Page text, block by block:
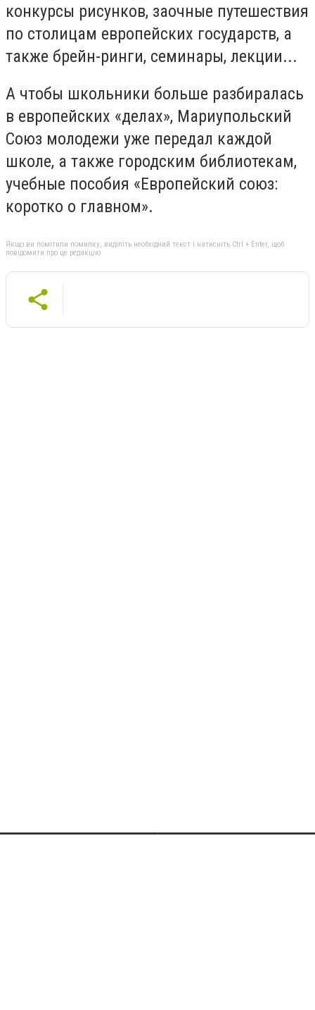
конкурсы рисунков, заочные путешествия
по столицам европейских государств, а
также брейн-ринги, семинары, лекции...
А чтобы школьники больше разбиралась
в европейских «делах», Мариупольский
Союз молодежи уже передал каждой
школе, а также городским библиотекам,
учебные пособия «Европейский союз:
коротко о главном».
Якщо ви помітили помилку, виділіть необхідний текст і натисніть Ctrl + Enter, щоб
повідомити про це редакцію